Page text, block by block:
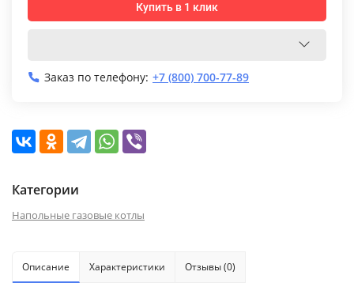
Купить в 1 клик
Заказ по телефону: +7 (800) 700-77-89
Категории
Напольные газовые котлы
Описание Характеристики Отзывы (0)